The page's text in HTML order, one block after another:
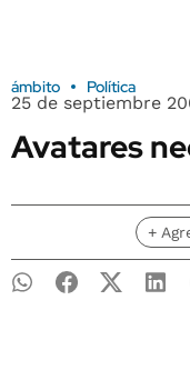
ámbito Política
25 de septiembre
Avatares
+